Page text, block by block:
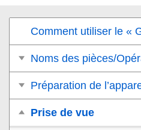
Comment utiliser le «
Noms des pièces/
Préparation de
Prise de vue